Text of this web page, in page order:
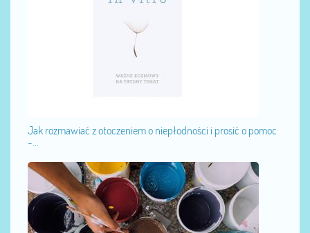
Jak rozmawiać z otoczeniem o niepłodności i prosić o pomoc
-...